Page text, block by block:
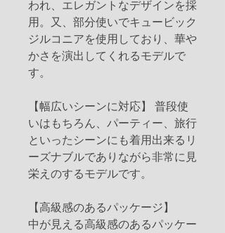
われ、エレガントなデザインを採
用。又、部分使いでキュービック
ジルコニアを使用しており、華や
かさを演出してくれるモデルで
す。
【幅広いシーンに対応】 普段使
いはもちろん、パーティー、旅行
といったシーンにも着用出来るリ
ーズナブルでありながら非常に見
栄えのするモデルです。
【高級感のあるパッケージ】
中が見える高級感のあるパッケー